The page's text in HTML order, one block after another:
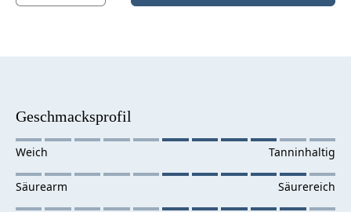
Geschmacksprofil